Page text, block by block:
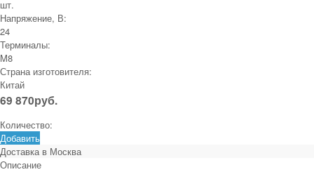
шт.
Напряжение, В:
24
Терминалы:
M8
Страна изготовителя:
Китай
69 870руб.
Количество:
Добавить
Доставка в Москва
Описание